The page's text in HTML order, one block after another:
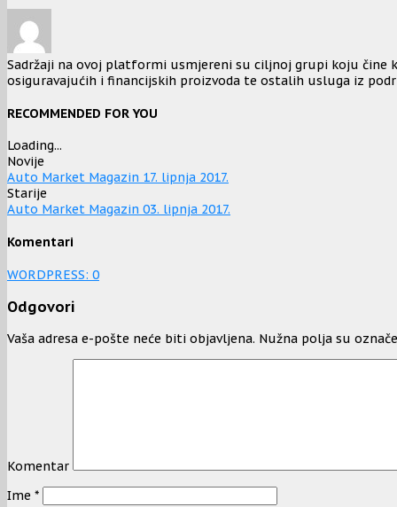
Sadržaji na ovoj platformi usmjereni su ciljnoj grupi koju čine
osiguravajućih i financijskih proizvoda te ostalih usluga iz
RECOMMENDED FOR YOU
Loading...
Novije
Auto Market Magazin 17. lipnja 2017.
Starije
Auto Market Magazin 03. lipnja 2017.
Komentari
WORDPRESS: 0
Odgovori
Vaša adresa e-pošte neće biti objavljena. Nužna polja su
Komentar
Ime *